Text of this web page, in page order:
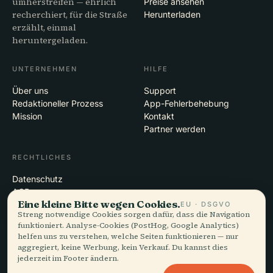
recherchiert, für die Straße
erzählt, einmal
heruntergeladen.
Herunterladen
UNTERNEHMEN
Über uns
Redaktioneller Prozess
Mission
HILFE
Support
App-Fehlerbehebung
Kontakt
Partner werden
RECHTLICHES
Datenschutz
AGB
Cookie-Einstellungen
Konto löschen
© 2026 Audiala · Gemacht in Morges, Schweiz, unterwegs und in den
Eine kleine Bitte wegen Cookies.EU · DSGVO
Streng notwendige Cookies sorgen dafür, dass die Navigation
funktioniert. Analyse-Cookies (PostHog, Google Analytics)
helfen uns zu verstehen, welche Seiten funktionieren — nur
aggregiert, keine Werbung, kein Verkauf. Du kannst dies
jederzeit im Footer ändern.